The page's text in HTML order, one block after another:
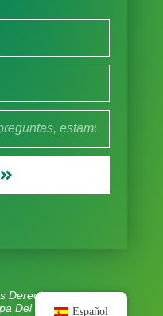
Derechos
Del Sitio Español